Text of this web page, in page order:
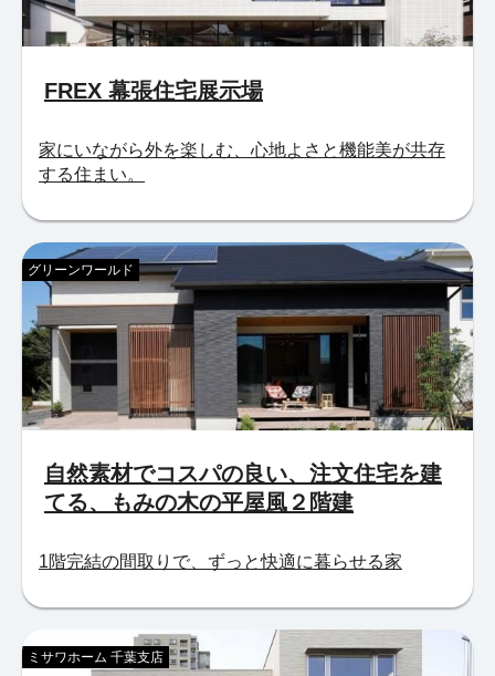
FREX 幕張住宅展示場
家にいながら外を楽しむ、心地よさと機能美が共存
する住まい。
自然素材でコスパの良い、注文住宅を建
てる、もみの木の平屋風２階建
グリーンワールド
1階完結の間取りで、ずっと快適に暮らせる家
ミサワホーム 千葉支店